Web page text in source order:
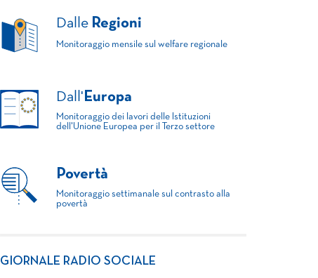
Dalle Regioni
Monitoraggio mensile sul welfare regionale
Dall' Europa
Monitoraggio dei lavori delle Istituzioni
dell'Unione Europea per il Terzo settore
Povertà
Monitoraggio settimanale sul contrasto alla
povertà
GIORNALE RADIO SOCIALE